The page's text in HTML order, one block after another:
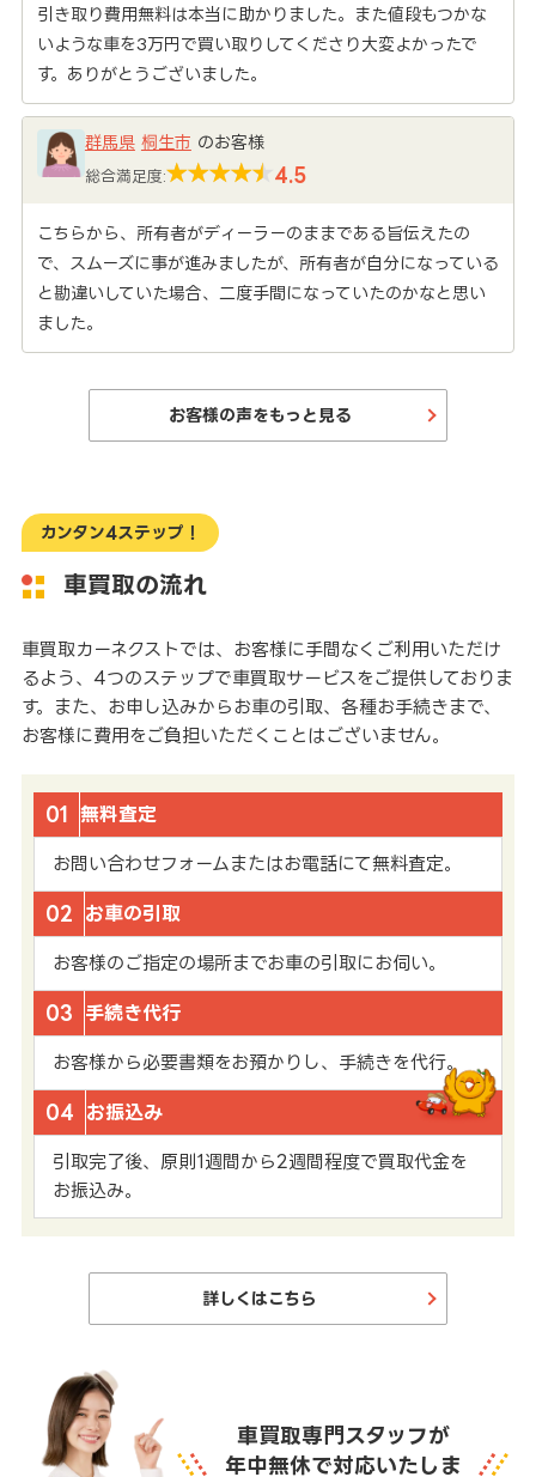
引き取り費用無料は本当に助かりました。また値段もつかな
いような車を3万円で買い取りしてくださり大変よかったで
す。ありがとうございました。
群馬県 桐生市 のお客様
総合満足度: 4.5
こちらから、所有者がディーラーのままである旨伝えたの
で、スムーズに事が進みましたが、所有者が自分になっている
と勘違いしていた場合、二度手間になっていたのかなと思い
ました。
お客様の声をもっと見る
カンタン4ステップ！
車買取の流れ
車買取カーネクストでは、お客様に手間なくご利用いただけ
るよう、4つのステップで車買取サービスをご提供しておりま
す。また、お申し込みからお車の引取、各種お手続きまで、
お客様に費用をご負担いただくことはございません。
01 無料査定
お問い合わせフォームまたはお電話にて無料査定。
02 お車の引取
お客様のご指定の場所までお車の引取にお伺い。
03 手続き代行
お客様から必要書類をお預かりし、手続きを代行。
04 お振込み
引取完了後、原則1週間から2週間程度で買取代金を
お振込み。
詳しくはこちら
車買取専門スタッフが
年中無休で対応いたしま